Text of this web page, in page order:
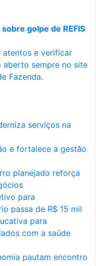
golpe de REFIS
atentos e verificar
aberto sempre no site
Fazenda.
serviços na
e fortalece a gestão
planejado reforça
para
passa de R$ 15 mil
para
com a saúde
pautam encontro